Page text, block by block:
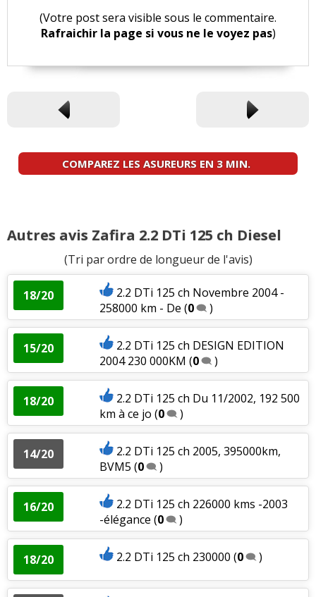
(Votre post sera visible sous le commentaire.
Rafraichir la page si vous ne le voyez pas)
COMPAREZ LES ASUREURS EN 3 MIN.
Autres avis Zafira 2.2 DTi 125 ch Diesel
(Tri par ordre de longueur de l'avis)
18/20
2.2 DTi 125 ch Novembre 2004 -
258000 km - De (0 )
15/20
2.2 DTi 125 ch DESIGN EDITION
2004 230 000KM (0 )
18/20
2.2 DTi 125 ch Du 11/2002, 192 500
km à ce jo (0 )
14/20
2.2 DTi 125 ch 2005, 395000km,
BVM5 (0 )
16/20
2.2 DTi 125 ch 226000 kms -2003
-élégance (0 )
18/20 2.2 DTi 125 ch 230000 (0 )